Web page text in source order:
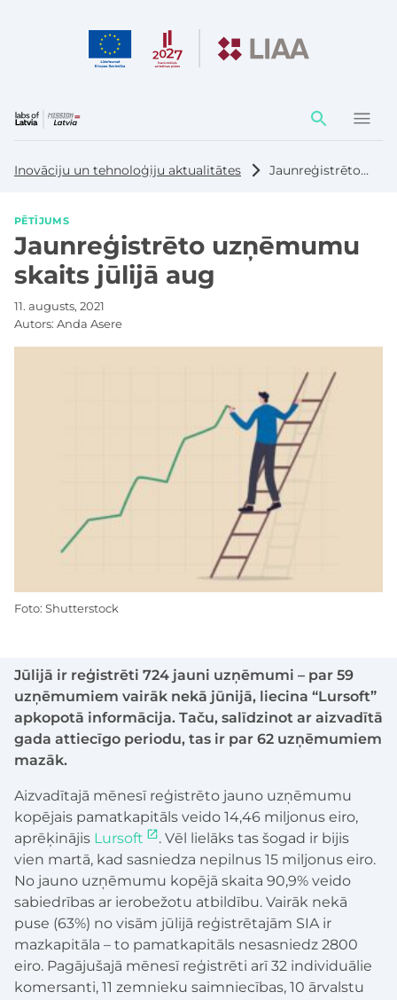
Darbības
elementi
Inovāciju un tehnoloģiju aktualitātes Jaunreģistrēto uzņēmumu skaits jūlijā aug
PĒTĪJUMS
Jaunreģistrēto uzņēmumu
skaits jūlijā aug
11. augusts, 2021
Autors: Anda Asere
Jūlijā ir reģistrēti 724 jauni uzņēmumi – par 59
uzņēmumiem vairāk nekā jūnijā, liecina “Lursoft”
apkopotā informācija. Taču, salīdzinot ar aizvadītā
gada attiecīgo periodu, tas ir par 62 uzņēmumiem
mazāk.
Aizvadītajā mēnesī reģistrēto jauno uzņēmumu
kopējais pamatkapitāls veido 14,46 miljonus eiro,
aprēķinājis Lursoft
. Vēl lielāks tas šogad ir bijis
vien martā, kad sasniedza nepilnus 15 miljonus eiro.
No jauno uzņēmumu kopējā skaita 90,9% veido
sabiedrības ar ierobežotu atbildību. Vairāk nekā
puse (63%) no visām jūlijā reģistrētajām SIA ir
mazkapitāla – to pamatkapitāls nesasniedz 2800
eiro. Pagājušajā mēnesī reģistrēti arī 32 individuālie
komersanti, 11 zemnieku saimniecības, 10 ārvalstu
Foto: Shutterstock